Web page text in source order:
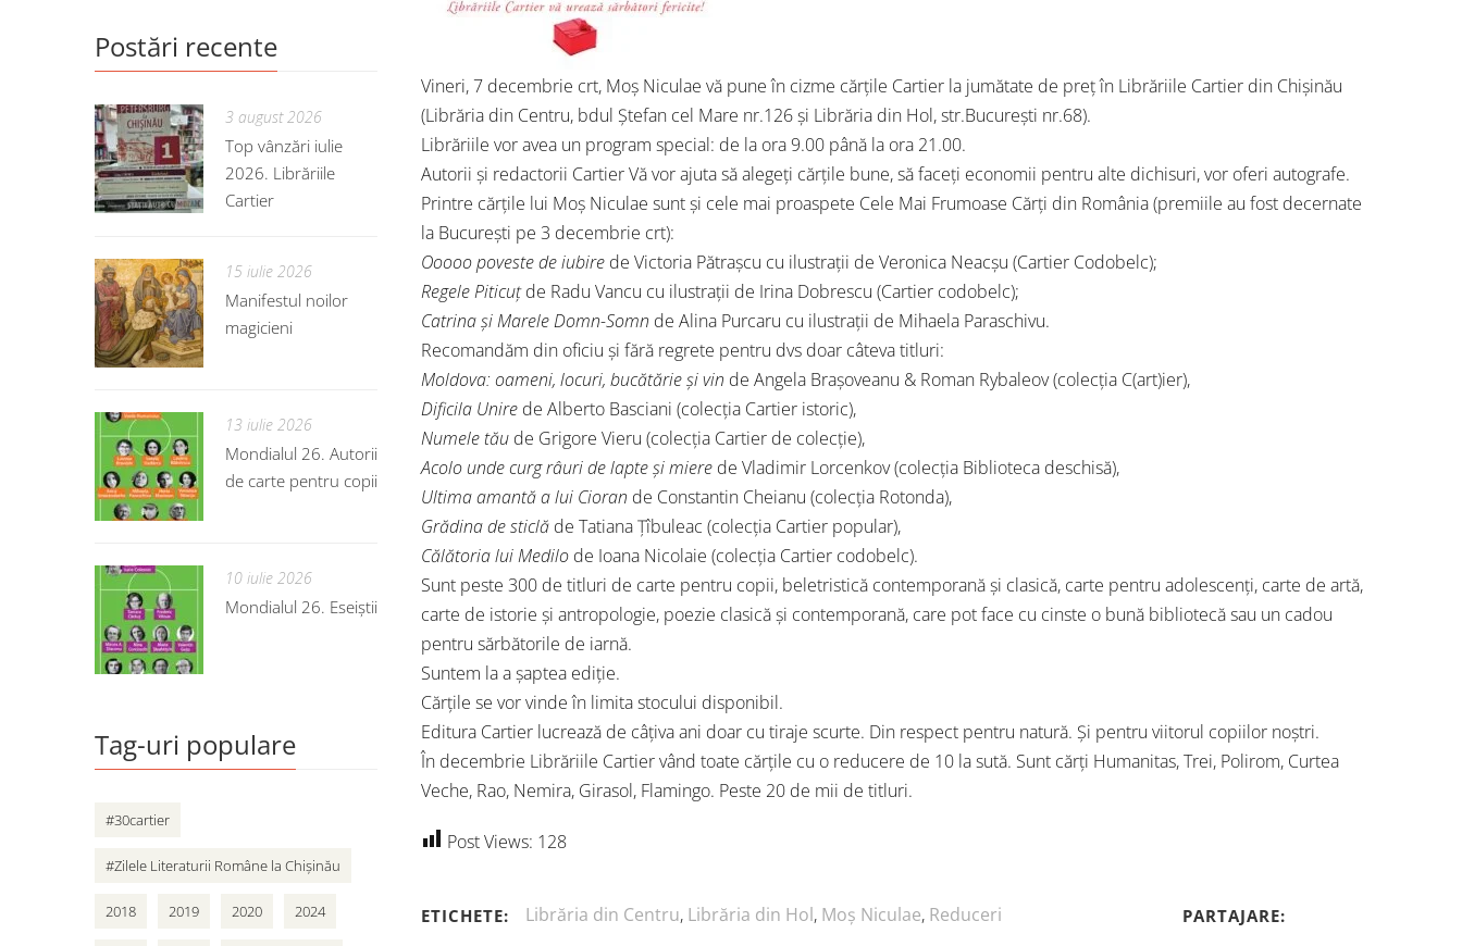
Vineri, 7 decembrie crt, Moș Niculae vă pune în cizme cărțile Cartier la jumătate de preț în Librăriile Cartier din Chișinău
(Librăria din Centru, bdul Ștefan cel Mare nr.126 și Librăria din Hol, str.București nr.68).
Librăriile vor avea un program special: de la ora 9.00 până la ora 21.00.
Autorii și redactorii Cartier Vă vor ajuta să alegeți cărțile bune, să faceți economii pentru alte dichisuri, vor oferi autografe.
Printre cărțile lui Moș Niculae sunt și cele mai proaspete Cele Mai Frumoase Cărți din România (premiile au fost decernate
la București pe 3 decembrie crt):
Ooooo poveste de iubire de Victoria Pătrașcu cu ilustrații de Veronica Neacșu (Cartier Codobelc);
Regele Piticuțde Radu Vancu cu ilustrații de Irina Dobrescu (Cartier codobelc);
Catrina și Marele Domn-Somn de Alina Purcaru cu ilustrații de Mihaela Paraschivu.
Recomandăm din oficiu și fără regrete pentru dvs doar câteva titluri:
Moldova: oameni, locuri, bucătărie și vin de Angela Brașoveanu & Roman Rybaleov (colecția C(art)ier),
Dificila Unire de Alberto Basciani (colecția Cartier istoric),
Numele tău de Grigore Vieru (colecția Cartier de colecție),
Acolo unde curg râuri de lapte și miere de Vladimir Lorcenkov (colecția Biblioteca deschisă),
Ultima amantă a lui Cioran de Constantin Cheianu (colecția Rotonda),
Grădina de sticlă de Tatiana Țîbuleac (colecția Cartier popular),
Călătoria lui Medilo de Ioana Nicolaie (colecția Cartier codobelc).
Sunt peste 300 de titluri de carte pentru copii, beletristică contemporană și clasică, carte pentru adolescenți, carte de artă,
carte de istorie și antropologie, poezie clasică și contemporană, care pot face cu cinste o bună bibliotecă sau un cadou
pentru sărbătorile de iarnă.
Suntem la a șaptea ediție.
Cărțile se vor vinde în limita stocului disponibil.
Editura Cartier lucrează de câțiva ani doar cu tiraje scurte. Din respect pentru natură. Și pentru viitorul copiilor noștri.
În decembrie Librăriile Cartier vând toate cărțile cu o reducere de 10 la sută. Sunt cărți Humanitas, Trei, Polirom, Curtea
Veche, Rao, Nemira, Girasol, Flamingo. Peste 20 de mii de titluri.
Post Views: 128
ETICHETE: Librăria din Centru, Librăria din Hol, Moș Niculae, Reduceri PARTAJARE:
Postări recente
3 august 2026
Top vânzări iulie
2026. Librăriile
Cartier
15 iulie 2026
Manifestul noilor
magicieni
13 iulie 2026
Mondialul 26. Autorii
de carte pentru copii
10 iulie 2026
Mondialul 26. Eseiștii
Tag-uri populare
#30cartier
#Zilele Literaturii Române la Chișinău
2018 2019 2020 2024